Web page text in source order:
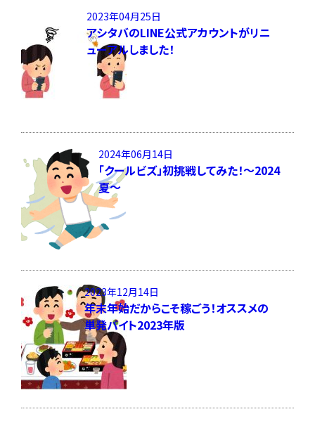
2023年04月25日
アシタバのLINE公式アカウントがリニ
ューアルしました！
2024年06月14日
「クールビズ」初挑戦してみた！～2024
夏～
2023年12月14日
年末年始だからこそ稼ごう！オススメの
単発バイト2023年版